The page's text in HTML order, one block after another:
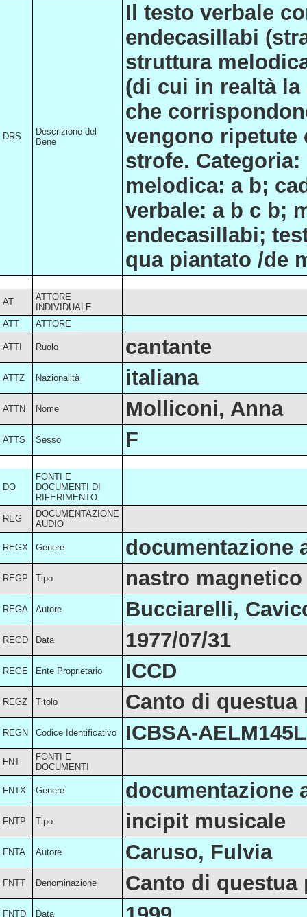
DRS
Descrizione del
Bene
Il testo verbale
endecasillabi
struttura
(di cui in realtà la
che
vengono
strofe.
melodica: a b;
verbale: a b c b;
endecasillabi;
qua piantato /de
AT
ATTORE
INDIVIDUALE
ATT
ATTORE
ATTI Ruolo cantante
ATTZ Nazionalità italiana
ATTN Nome Molliconi, Anna
ATTS Sesso F
DO
FONTI E
DOCUMENTI DI
RIFERIMENTO
REG
DOCUMENTAZIONE
AUDIO
REGX Genere documentazione
REGP Tipo nastro
REGA Autore Bucciarelli,
REGD Data 1977/07/31
REGE Ente Proprietario ICCD
REGZ Titolo Canto di questua
REGN Codice Identificativo ICBSA-
FNT
FONTI E
DOCUMENTI
FNTX Genere documentazione
FNTP Tipo incipit musicale
FNTA Autore Caruso, Fulvia
FNTT Denominazione Canto di questua
FNTD Data